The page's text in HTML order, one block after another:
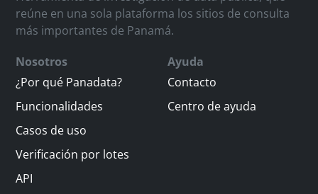
reúne en una sola plataforma los sitios de consulta
más importantes de Panamá.
Nosotros
¿Por qué Panadata?
Funcionalidades
Casos de uso
Verificación por lotes
API
Ayuda
Contacto
Centro de ayuda